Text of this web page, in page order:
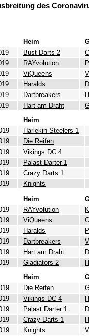
des
Heim
Bust Darts 2
RAYvolution
ViQueens
Haralds
Dartbreakers
Hart am Draht
Heim
Harlekin Steelers 1
Die Reifen
Vikings DC 4
Palast Darter 1
Crazy Darts 1
Knights
Heim
RAYvolution
ViQueens
Haralds
Dartbreakers
Hart am Draht
Gladiators 2
Heim
Die Reifen
Vikings DC 4
Palast Darter 1
Crazy Darts 1
Knights